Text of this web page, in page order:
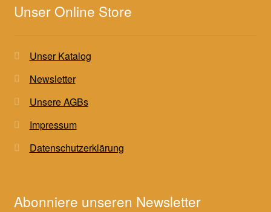
Unser Online Store
Unser Katalog
Newsletter
Unsere AGBs
Impressum
Datenschutzerklärung
Abonniere unseren Newsletter